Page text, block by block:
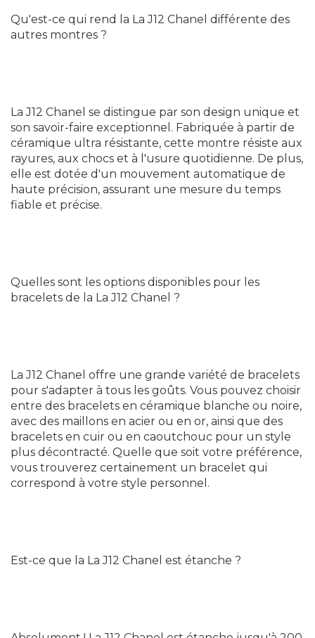
Qu'est-ce qui rend la La J12 Chanel différente des
autres montres ?
La J12 Chanel se distingue par son design unique et
son savoir-faire exceptionnel. Fabriquée à partir de
céramique ultra résistante, cette montre résiste aux
rayures, aux chocs et à l'usure quotidienne. De plus,
elle est dotée d'un mouvement automatique de
haute précision, assurant une mesure du temps
fiable et précise.
Quelles sont les options disponibles pour les
bracelets de la La J12 Chanel ?
La J12 Chanel offre une grande variété de bracelets
pour s'adapter à tous les goûts. Vous pouvez choisir
entre des bracelets en céramique blanche ou noire,
avec des maillons en acier ou en or, ainsi que des
bracelets en cuir ou en caoutchouc pour un style
plus décontracté. Quelle que soit votre préférence,
vous trouverez certainement un bracelet qui
correspond à votre style personnel.
Est-ce que la La J12 Chanel est étanche ?